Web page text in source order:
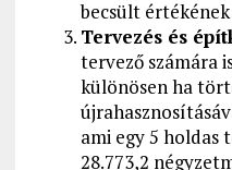
becsült
Tervezés és
tervező számára
különösen ha
ami egy 5 holdas
28.773,2